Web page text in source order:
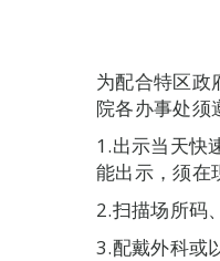
为配合特区政
院各办事处须
1.出示当天快
能出示，须在
2.扫描场所码
3.配戴外科或